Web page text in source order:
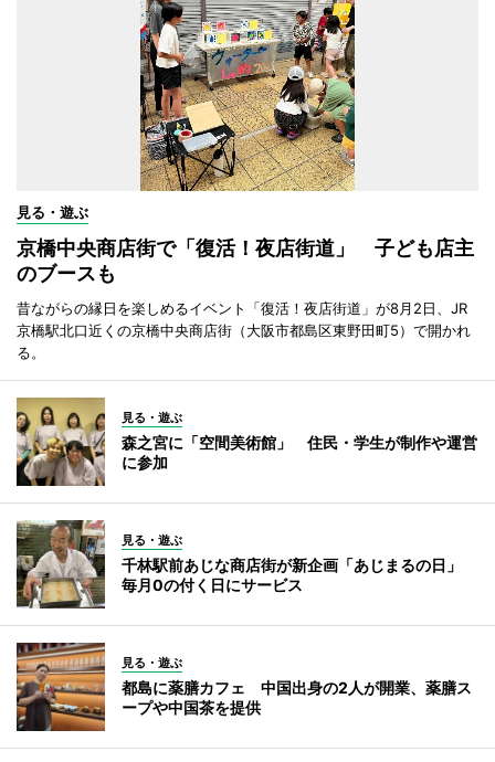
見る・遊ぶ
京橋中央商店街で「復活！夜店街道」 子ども店主
のブースも
昔ながらの縁日を楽しめるイベント「復活！夜店街道」が8月2日、JR
京橋駅北口近くの京橋中央商店街（大阪市都島区東野田町5）で開かれ
る。
見る・遊ぶ
森之宮に「空間美術館」 住民・学生が制作や運営
に参加
見る・遊ぶ
千林駅前あじな商店街が新企画「あじまるの日」
毎月0の付く日にサービス
見る・遊ぶ
都島に薬膳カフェ 中国出身の2人が開業、薬膳ス
ープや中国茶を提供